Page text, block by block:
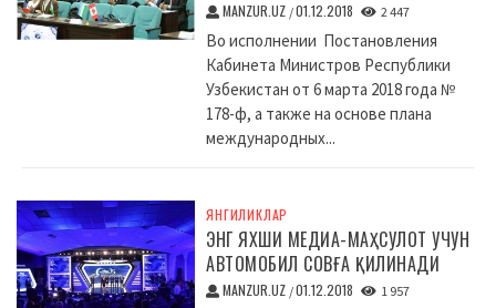
MANZUR.UZ /01.12.2018 2 447
Во исполнении Постановления
Кабинета Министров Республики
Узбекистан от 6 марта 2018 года №
178-ф, а также на основе плана
международных...
ЯНГИЛИКЛАР
ЭНГ ЯХШИ МЕДИА-МАҲСУЛОТ УЧУН
АВТОМОБИЛ СОВҒА ҚИЛИНАДИ
MANZUR.UZ /01.12.2018 1 957